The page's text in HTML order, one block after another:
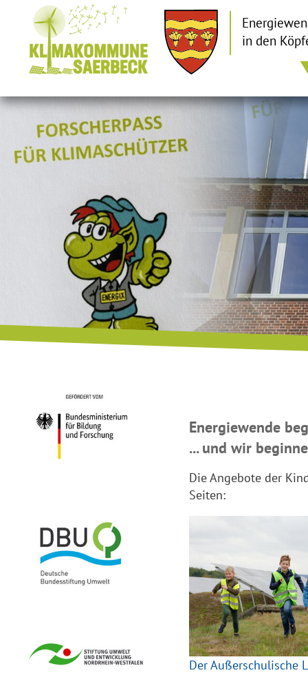
in den
Energiewende
... und wir
Die Angebote der
Seiten:
Der Außerschulische